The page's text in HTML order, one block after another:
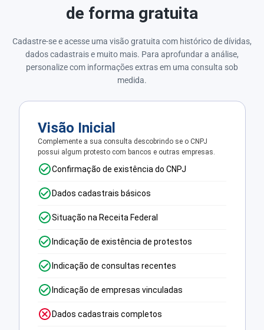
de forma gratuita
Cadastre-se e acesse uma visão gratuita com histórico de dívidas,
dados cadastrais e muito mais. Para aprofundar a análise,
personalize com informações extras em uma consulta sob
medida.
Visão Inicial
Complemente a sua consulta descobrindo se o CNPJ
possui algum protesto com bancos e outras empresas.
Confirmação de existência do CNPJ
Dados cadastrais básicos
Situação na Receita Federal
Indicação de existência de protestos
Indicação de consultas recentes
Indicação de empresas vinculadas
Dados cadastrais completos